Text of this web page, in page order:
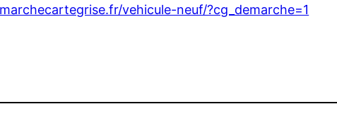
vehicule-neuf/?cg_demarche=1